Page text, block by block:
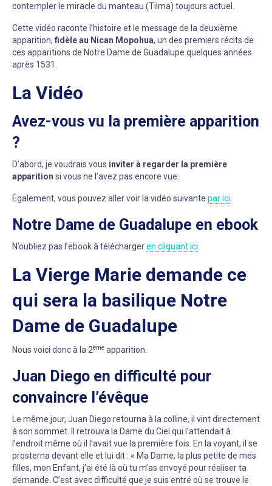
contempler le miracle du manteau (Tilma) toujours actuel.
Cette vidéo raconte l’histoire et le message de la deuxième
apparition, fidèle au Nican Mopohua, un des premiers récits de
ces apparitions de Notre Dame de Guadalupe quelques années
après 1531.
La Vidéo
Avez-vous vu la première apparition
?
D’abord, je voudrais vous inviter à regarder la première
apparition si vous ne l’avez pas encore vue.
Également, vous pouvez aller voir la vidéo suivante par ici.
Notre Dame de Guadalupe en ebook
N’oubliez pas l’ebook à téléchargeren cliquant ici.
La Vierge Marie demande ce
qui sera la basilique Notre
Dame de Guadalupe
Nous voici donc à la 2ème apparition.
Juan Diego en difficulté pour
convaincre l’évêque
Le même jour, Juan Diego retourna à la colline, il vint directement
à son sommet. Il retrouva la Dame du Ciel qui l’attendait à
l’endroit même où il l’avait vue la première fois. En la voyant, il se
prosterna devant elle et lui dit : « Ma Dame, la plus petite de mes
filles, mon Enfant, j’ai été là où tu m’as envoyé pour réaliser ta
demande. C’est avec difficulté que je suis entré où se trouve le